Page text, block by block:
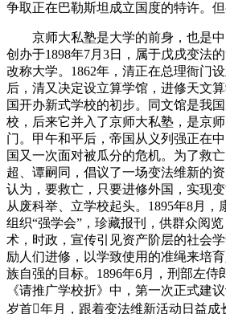
争取正在巴勒斯坦成立国度的特许。但
京师大私塾是大学的前身，也是中
创办于1898年7月3日，属于戊戌变法
改称大学。1862年，清正在总理衙门
后，清又决定设立算学馆，进修天文
国开办新式学校的初步。同文馆是我
校，后来它并入了京师大私塾，是京
门。甲午和平后，帝国从义列强正在
国又一次面对被瓜分的危机。为了救
超、谭嗣同，倡议了一场变法维新的
认为，要救亡，只要进修外国，实现
从废科举、立学校起头。1895年8月，
组织“强学会”，珍藏报刊，供群众阅
术，时政，宣传引见资产阶层的社会
励人们进修，以学致使用的准绳来培
族自强的目标。1896年6月，刑部左侍
《请推广学校折》中，第一次正式建
岁首年月，跟着变法维新活动日益成